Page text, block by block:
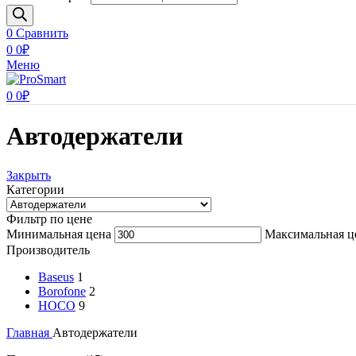
0 Сравнить
0 0₽
Меню
0 0₽
Автодержатели
Закрыть
Категории
Фильтр по цене
Минимальная цена
Максимальная
Производитель
Baseus 1
Borofone 2
HOCO 9
Главная Автодержатели